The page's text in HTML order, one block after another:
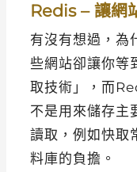
Redis – 讓網
有沒有想過，為
些網站卻讓你等
取技術」，而
不是用來儲存主
讀取，例如快取
料庫的負擔。